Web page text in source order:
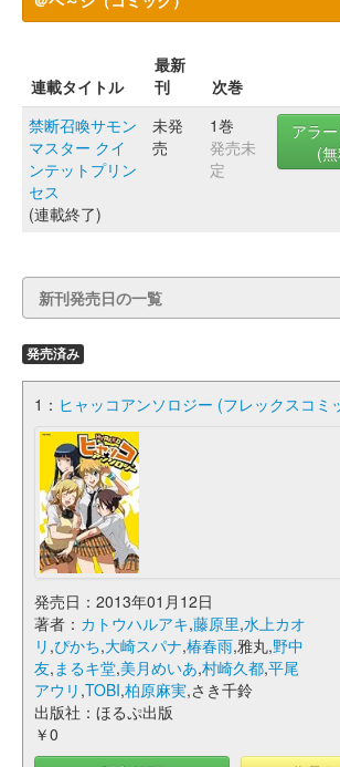
連載タイトル
最新
刊
次巻
禁断召喚サモン
マスター クイ
ンテットプリン
セス
(連載終了)
未発
売
1巻
発売未
定
アラ
(
新刊発売日の一覧
発売済み
1： ヒャッコアンソロジー (フレックスコミ
発売日：2013年01月12日
著者： カトウハルアキ,藤原里,水上カオ
リ ,ぴかち,大崎スパナ,椿春雨,雅丸,野中
友,まるキ堂,美月めいあ,村崎久都,平尾
アウリ ,TOBI,柏原麻実,さき千鈴
出版社：ほるぷ出版
￥0